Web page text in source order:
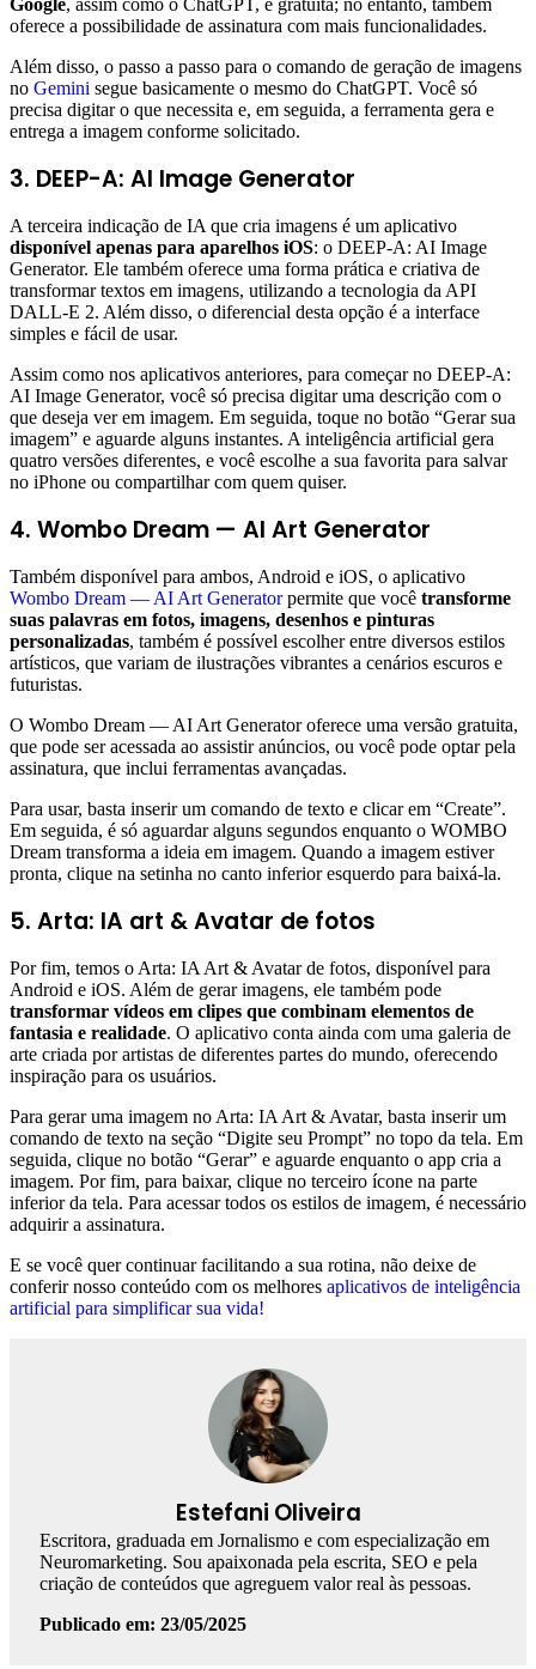
Google, assim como o ChatGPT, é gratuita; no entanto, também
oferece a possibilidade de assinatura com mais funcionalidades.
Além disso, o passo a passo para o comando de geração de imagens
no Gemini segue basicamente o mesmo do ChatGPT. Você só
precisa digitar o que necessita e, em seguida, a ferramenta gera e
entrega a imagem conforme solicitado.
3. DEEP-A: AI Image Generator
A terceira indicação de IA que cria imagens é um aplicativo
disponível apenas para aparelhos iOS: o DEEP-A: AI Image
Generator. Ele também oferece uma forma prática e criativa de
transformar textos em imagens, utilizando a tecnologia da API
DALL-E 2. Além disso, o diferencial desta opção é a interface
simples e fácil de usar.
Assim como nos aplicativos anteriores, para começar no DEEP-A:
AI Image Generator, você só precisa digitar uma descrição com o
que deseja ver em imagem. Em seguida, toque no botão “Gerar sua
imagem” e aguarde alguns instantes. A inteligência artificial gera
quatro versões diferentes, e você escolhe a sua favorita para salvar
no iPhone ou compartilhar com quem quiser.
4. Wombo Dream — AI Art Generator
Também disponível para ambos, Android e iOS, o aplicativo
Wombo Dream — AI Art Generatorpermite que você transforme
suas palavras em fotos, imagens, desenhos e pinturas
personalizadas, também é possível escolher entre diversos estilos
artísticos, que variam de ilustrações vibrantes a cenários escuros e
futuristas.
O Wombo Dream — AI Art Generator oferece uma versão gratuita,
que pode ser acessada ao assistir anúncios, ou você pode optar pela
assinatura, que inclui ferramentas avançadas.
Para usar, basta inserir um comando de texto e clicar em “Create”.
Em seguida, é só aguardar alguns segundos enquanto o WOMBO
Dream transforma a ideia em imagem. Quando a imagem estiver
pronta, clique na setinha no canto inferior esquerdo para baixá-la.
5. Arta: IA art & Avatar de fotos
Por fim, temos o Arta: IA Art & Avatar de fotos, disponível para
Android e iOS. Além de gerar imagens, ele também pode
transformar vídeos em clipes que combinam elementos de
fantasia e realidade. O aplicativo conta ainda com uma galeria de
arte criada por artistas de diferentes partes do mundo, oferecendo
inspiração para os usuários.
Para gerar uma imagem no Arta: IA Art & Avatar, basta inserir um
comando de texto na seção “Digite seu Prompt” no topo da tela. Em
seguida, clique no botão “Gerar” e aguarde enquanto o app cria a
imagem. Por fim, para baixar, clique no terceiro ícone na parte
inferior da tela. Para acessar todos os estilos de imagem, é necessário
adquirir a assinatura.
E se você quer continuar facilitando a sua rotina, não deixe de
conferir nosso conteúdo com os melhores aplicativos de inteligência
artificial para simplificar sua vida!
Estefani Oliveira
Escritora, graduada em Jornalismo e com especialização em
Neuromarketing. Sou apaixonada pela escrita, SEO e pela
criação de conteúdos que agreguem valor real às pessoas.
Publicado em: 23/05/2025